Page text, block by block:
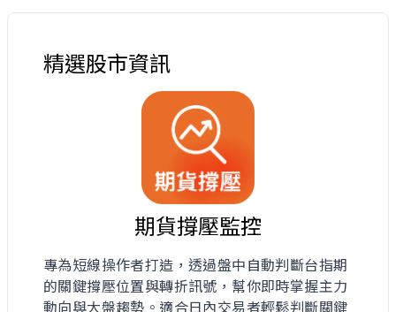
精選股市資訊
期貨撐壓監控
專為短線操作者打造，透過盤中自動判斷台指期
的關鍵撐壓位置與轉折訊號，幫你即時掌握主力
動向與大盤趨勢。適合日內交易者輕鬆判斷關鍵